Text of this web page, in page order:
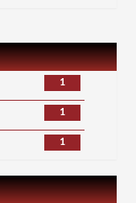
1
1
1